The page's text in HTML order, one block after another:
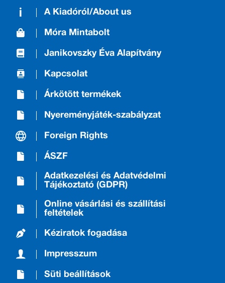
A Kiadóról/About us
Móra Mintabolt
Janikovszky Éva Alapítvány
Kapcsolat
Árkötött termékek
Nyereményjáték-szabályzat
Foreign Rights
ÁSZF
Adatkezelési és Adatvédelmi
Tájékoztató (GDPR)
Online vásárlási és szállítási
feltételek
Kéziratok fogadása
Impresszum
Süti beállítások